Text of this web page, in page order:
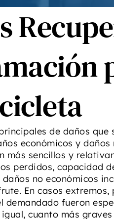
de daños que
económicos y
más sencillos y
perdidos, capacidad
no económicos
En casos
demandado fueron
igual, cuanto más